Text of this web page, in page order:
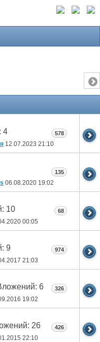
12.07.2023 21:10
578
06.08.2020 19:02
135
00:05
68
21:03
974
19:02
326
22:10
426